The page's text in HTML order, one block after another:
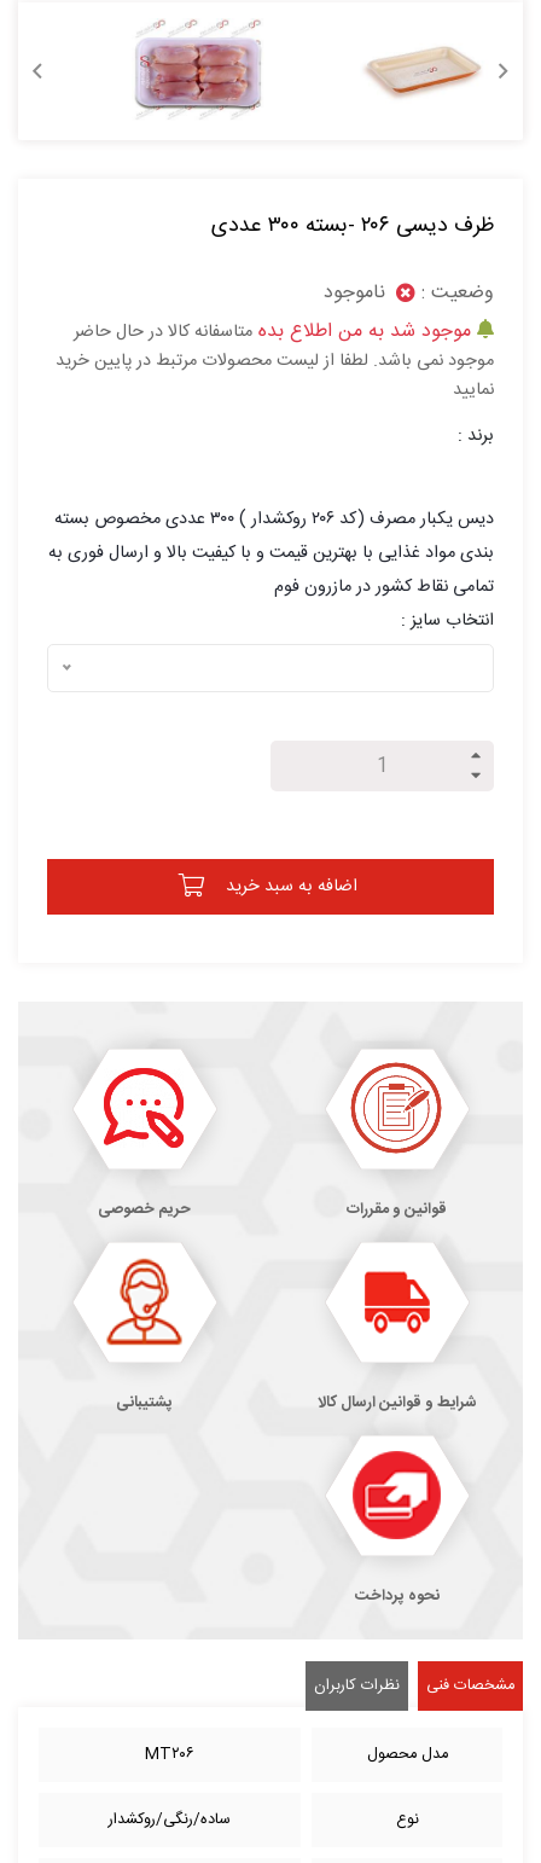
ظرف دیسی ۲۰۶ -بسته ۳۰۰ عددی
وضعیت :
ناموجود
موجود شد به من اطلاع بده متاسفانه کالا در حال حاضر
موجود نمی باشد. لطفا از لیست محصولات مرتبط در پایین خرید
نمایید
برند :
دیس یکبار مصرف (کد ۲۰۶ روکشدار ) ۳۰۰ عددی مخصوص بسته
بندی مواد غذایی با بهترین قیمت و با کیفیت بالا و ارسال فوری به
تمامی نقاط کشور در مازرون فوم
انتخاب سایز :
اضافه به سبد خرید
قوانین و مقررات حریم خصوصی
شرایط و قوانین ارسال کالا پشتیبانی
نحوه پرداخت
مشخصات فنی نظرات کاربران
مدل محصول MT۲۰۶
نوع ساده/رنگی/روکشدار